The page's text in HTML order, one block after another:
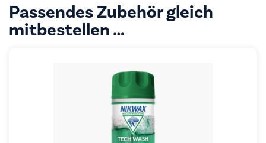
Passendes Zubehör gleich
mitbestellen …